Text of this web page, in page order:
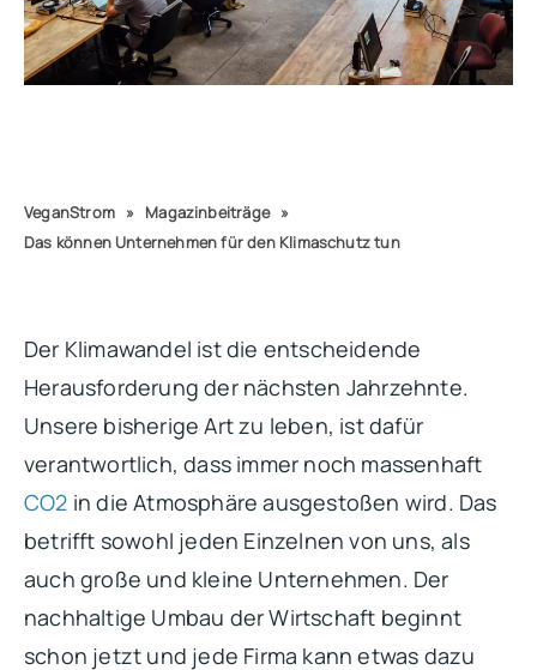
VeganStrom » Magazinbeiträge »
Das können Unternehmen für den Klimaschutz tun
Der Klimawandel ist die entscheidende
Herausforderung der nächsten Jahrzehnte.
Unsere bisherige Art zu leben, ist dafür
verantwortlich, dass immer noch massenhaft
CO2 in die Atmosphäre ausgestoßen wird. Das
betrifft sowohl jeden Einzelnen von uns, als
auch große und kleine Unternehmen. Der
nachhaltige Umbau der Wirtschaft beginnt
schon jetzt und jede Firma kann etwas dazu